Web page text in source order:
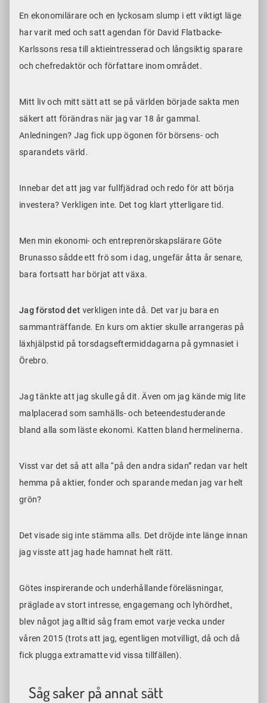
En ekonomilärare och en lyckosam slump i ett viktigt läge
har varit med och satt agendan för David Flatbacke-
Karlssons resa till aktieintresserad och långsiktig sparare
och chefredaktör och författare inom området.
Mitt liv och mitt sätt att se på världen började sakta men
säkert att förändras när jag var 18 år gammal.
Anledningen? Jag fick upp ögonen för börsens- och
sparandets värld.
Innebar det att jag var fullfjädrad och redo för att börja
investera? Verkligen inte. Det tog klart ytterligare tid.
Men min ekonomi- och entreprenörskapslärare Göte
Brunasso sådde ett frö som i dag, ungefär åtta år senare,
bara fortsatt har börjat att växa.
Jag förstod det verkligen inte då. Det var ju bara en
sammanträffande. En kurs om aktier skulle arrangeras på
läxhjälpstid på torsdagseftermiddagarna på gymnasiet i
Örebro.
Jag tänkte att jag skulle gå dit. Även om jag kände mig lite
malplacerad som samhälls- och beteendestuderande
bland alla som läste ekonomi. Katten bland hermelinerna.
Visst var det så att alla “på den andra sidan” redan var helt
hemma på aktier, fonder och sparande medan jag var helt
grön?
Det visade sig inte stämma alls. Det dröjde inte länge innan
jag visste att jag hade hamnat helt rätt.
Götes inspirerande och underhållande föreläsningar,
präglade av stort intresse, engagemang och lyhördhet,
blev något jag alltid såg fram emot varje vecka under
våren 2015 (trots att jag, egentligen motvilligt, då och då
fick plugga extramatte vid vissa tillfällen).
Såg saker på annat sätt